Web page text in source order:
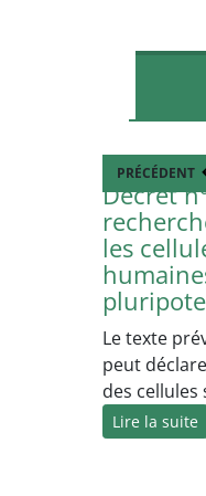
PRÉCÉDENT
1ER MARS
Décret
les
Le texte
peut
des
Lire la suite